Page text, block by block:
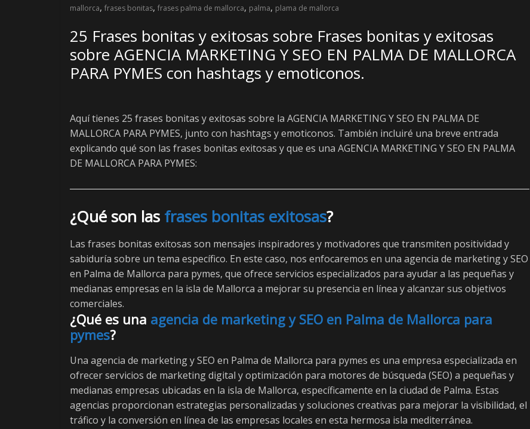
mallorca, frases bonitas, frases palma de mallorca, palma, plama de mallorca
25 Frases bonitas y exitosas sobre Frases bonitas y exitosas
sobre AGENCIA MARKETING Y SEO EN PALMA DE MALLORCA
PARA PYMES con hashtags y emoticonos.
Aquí tienes 25 frases bonitas y exitosas sobre la AGENCIA MARKETING Y SEO EN PALMA DE
MALLORCA PARA PYMES, junto con hashtags y emoticonos. También incluiré una breve entrada
explicando qué son las frases bonitas exitosas y que es una AGENCIA MARKETING Y SEO EN PALMA
DE MALLORCA PARA PYMES:
¿Qué son las frases bonitas exitosas?
Las frases bonitas exitosas son mensajes inspiradores y motivadores que transmiten positividad y
sabiduría sobre un tema específico. En este caso, nos enfocaremos en una agencia de marketing y SEO
en Palma de Mallorca para pymes, que ofrece servicios especializados para ayudar a las pequeñas y
medianas empresas en la isla de Mallorca a mejorar su presencia en línea y alcanzar sus objetivos
comerciales.
¿Qué es una agencia de marketing y SEO en Palma de Mallorca para
pymes?
Una agencia de marketing y SEO en Palma de Mallorca para pymes es una empresa especializada en
ofrecer servicios de marketing digital y optimización para motores de búsqueda (SEO) a pequeñas y
medianas empresas ubicadas en la isla de Mallorca, específicamente en la ciudad de Palma. Estas
agencias proporcionan estrategias personalizadas y soluciones creativas para mejorar la visibilidad, el
tráfico y la conversión en línea de las empresas locales en esta hermosa isla mediterránea.